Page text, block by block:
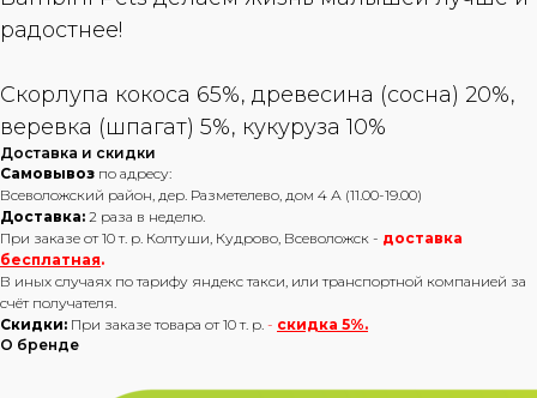
радостнее!
Скорлупа кокоса 65%, древесина (сосна) 20%,
веревка (шпагат) 5%, кукуруза 10%
Доставка и скидки
Самовывоз по адресу:
Всеволожский район, дер. Разметелево, дом 4 А (11.00-19.00)
Доставка: 2 раза в неделю.
При заказе от 10 т. р. Колтуши, Кудрово, Всеволожск - доставка
бесплатная.
В иных случаях по тарифу яндекс такси, или транспортной компанией за
счёт получателя.
Скидки: При заказе товара от 10 т. р. - скидка 5%.
О бренде